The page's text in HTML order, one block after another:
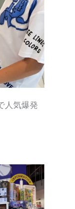
人気爆発